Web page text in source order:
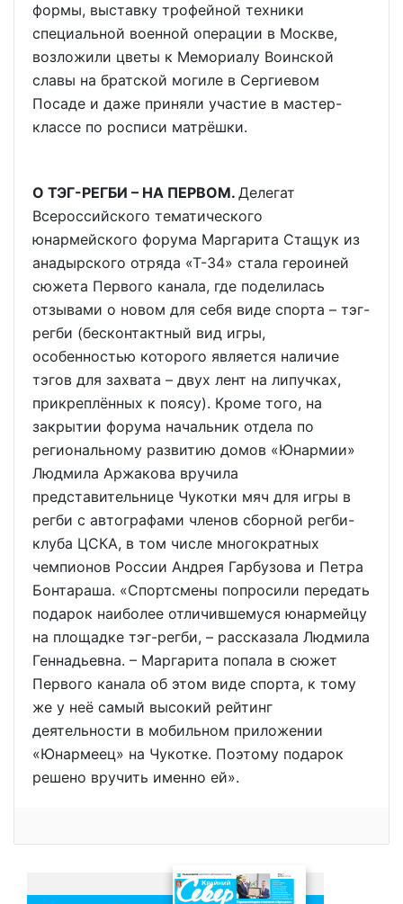
формы, выставку трофейной техники
специальной военной операции в Москве,
возложили цветы к Мемориалу Воинской
славы на братской могиле в Сергиевом
Посаде и даже приняли участие в мастер-
классе по росписи матрёшки.
О ТЭГ-РЕГБИ – НА ПЕРВОМ. Делегат
Всероссийского тематического
юнармейского форума Маргарита Стащук из
анадырского отряда «Т-34» стала героиней
сюжета Первого канала, где поделилась
отзывами о новом для себя виде спорта – тэг-
регби (бесконтактный вид игры,
особенностью которого является наличие
тэгов для захвата – двух лент на липучках,
прикреплённых к поясу). Кроме того, на
закрытии форума начальник отдела по
региональному развитию домов «Юнармии»
Людмила Аржакова вручила
представительнице Чукотки мяч для игры в
регби с автографами членов сборной регби-
клуба ЦСКА, в том числе многократных
чемпионов России Андрея Гарбузова и Петра
Бонтараша. «Спортсмены попросили передать
подарок наиболее отличившемуся юнармейцу
на площадке тэг-регби, – рассказала Людмила
Геннадьевна. – Маргарита попала в сюжет
Первого канала об этом виде спорта, к тому
же у неё самый высокий рейтинг
деятельности в мобильном приложении
«Юнармеец» на Чукотке. Поэтому подарок
решено вручить именно ей».